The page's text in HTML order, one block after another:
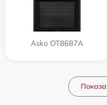
Asko OT8687A